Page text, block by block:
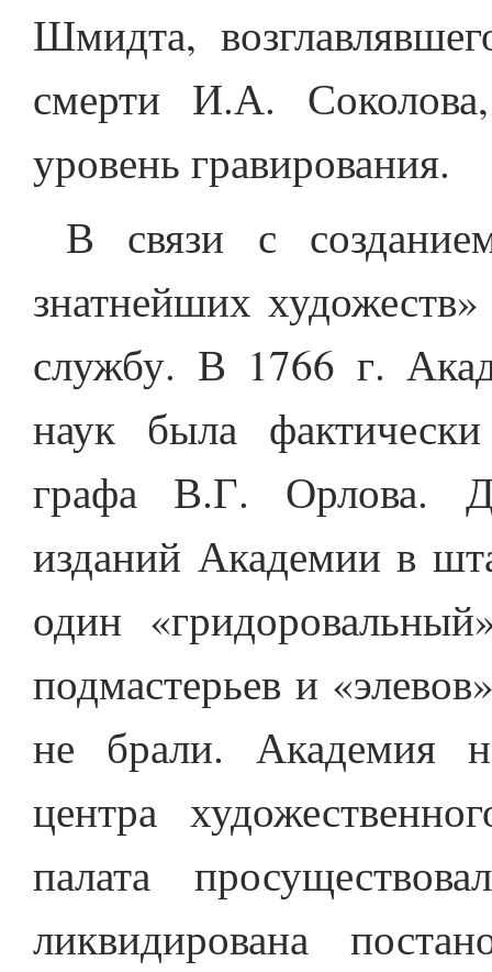
Шмидта,
смерти И.А.
уровень гравирования.
В связи с
знатнейших
службу. В 1766 г.
наук была
графа В.Г. Орлова.
изданий Академии в
один
подмастерьев и
не брали. Академия
центра
палата
ликвидирована